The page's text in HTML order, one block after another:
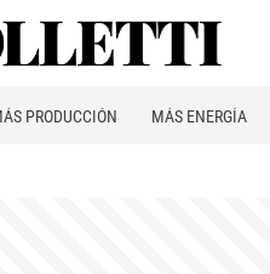
PRODUCCIÓN MÁS ENERGÍA